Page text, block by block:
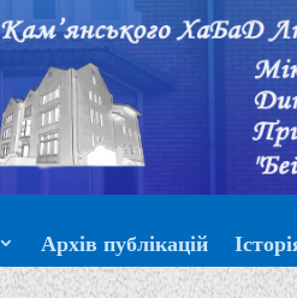
Архів публікацій